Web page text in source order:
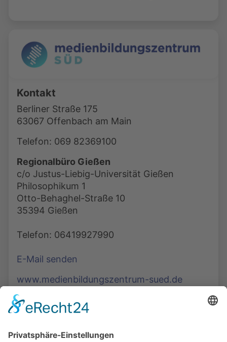
Kontakt
Berliner Straße 175
63067 Offenbach am Main
Telefon: 069 82369100
Regionalbüro Gießen
c/o Justus-Liebig-Universität Gießen
Philosophikum 1
Otto-Behaghel-Straße 10
35394 Gießen
Telefon: 06419927990
E-Mail senden
www.medienbildungszentrum-sued.de